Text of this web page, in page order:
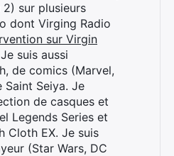
sur plusieurs
dont Virging Radio
sur Virgin
Je suis aussi
de comics (Marvel,
Saint Seiya. Je
de casques et
Legends Series et
Cloth EX. Je suis
(Star Wars, DC